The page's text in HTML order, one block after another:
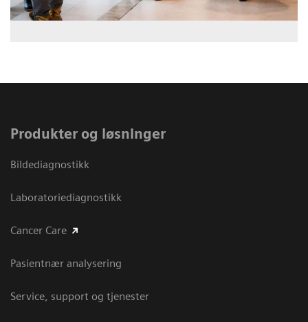
Produkter og løsninger
Bildediagnostikk
Laboratoriediagnostikk
Cancer Care
Pasientnær analysering
Service, support og tjenester